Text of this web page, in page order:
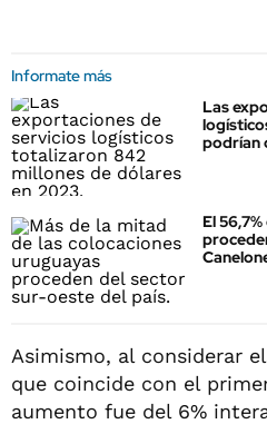
Informate más
Las
podrían
El
Asimismo, al considerar
que coincide con el
aumento fue del 6%